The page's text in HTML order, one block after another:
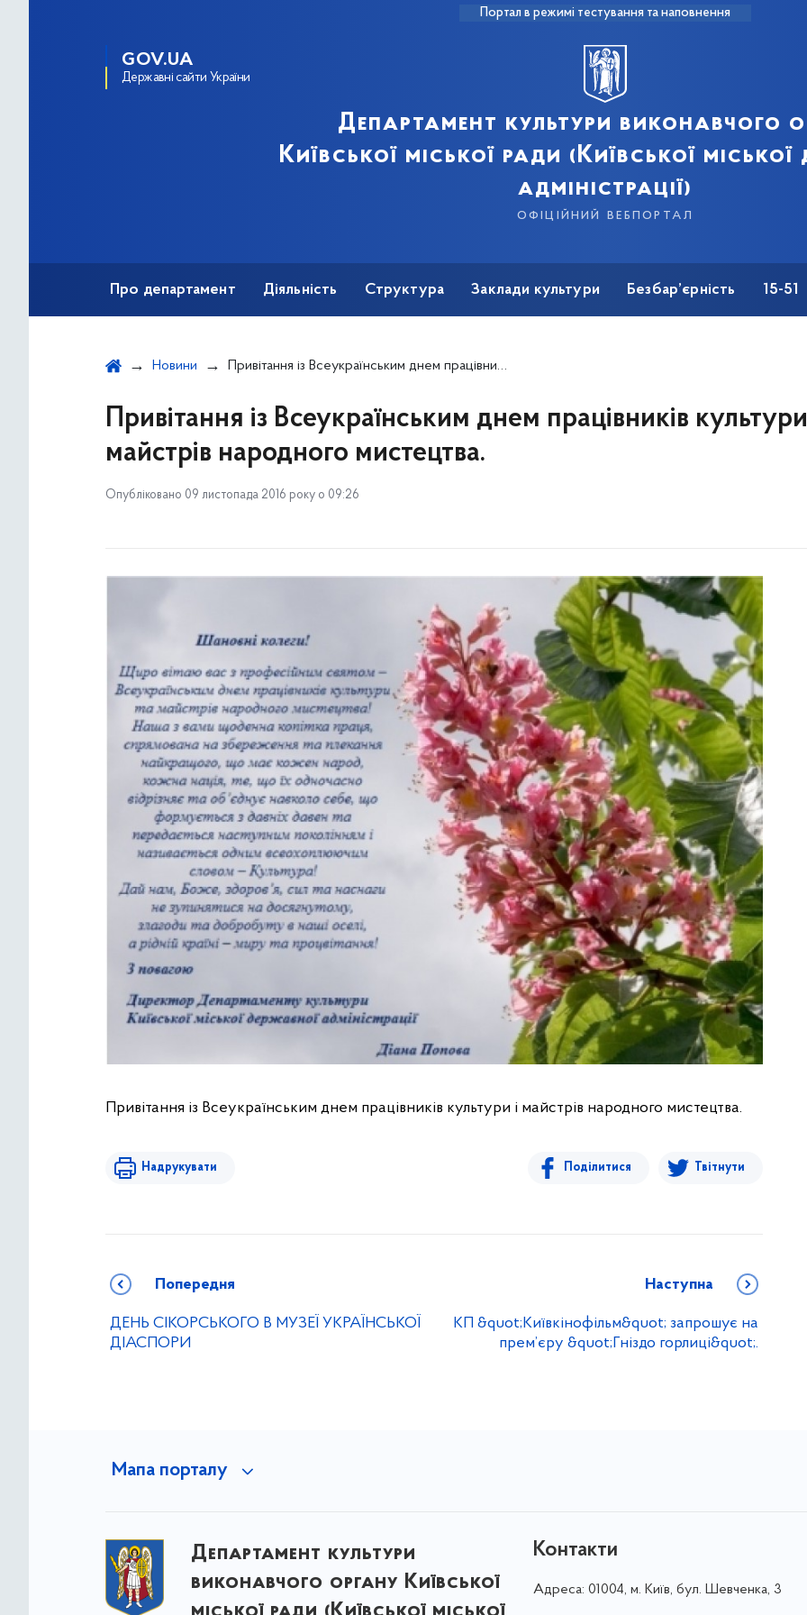
Портал в режимі тестування та наповнення
GOV.UA
Державні сайти України
Департамент культури виконавчого
Київської міської ради (Київської
адміністрації)
офіційний вебпортал
Про департамент Діяльність Структура Заклади культури Безбар’єрність 15-51
Новини Привітання із Всеукраїнським днем працівників культури і майстрів народного мистецтва.
Привітання із Всеукраїнським днем працівників культури
майстрів народного мистецтва.
Опубліковано 09 листопада 2016 року о 09:26
Привітання із Всеукраїнським днем працівників культури і майстрів народного мистецтва.
Надрукувати Поділитися Твітнути
Попередня
ДЕНЬ СІКОРСЬКОГО В МУЗЕЇ УКРАЇНСЬКОЇ
ДІАСПОРИ
Наступна
КП &quot;Київкінофільм&quot; запрошує на
прем’єру &quot;Гніздо горлиці&quot;.
Мапа порталу
Департамент культури
виконавчого органу Київської
Контакти
Адреса: 01004, м. Київ, бул. Шевченка, 3